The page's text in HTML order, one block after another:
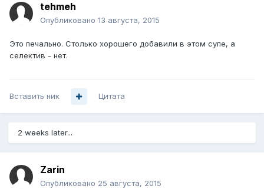
tehmeh
Опубликовано 13 августа, 2015
Это печально. Столько хорошего добавили в этом супе, а
селектив - нет.
Вставить ник Цитата
2 weeks later...
Zarin
Опубликовано 25 августа, 2015